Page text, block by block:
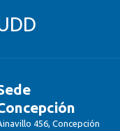
456, Concepción